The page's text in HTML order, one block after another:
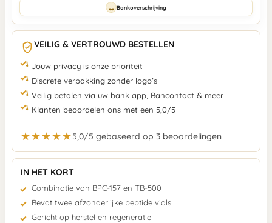
↔ Bankoverschrijving
VEILIG & VERTROUWD BESTELLEN
Jouw privacy is onze prioriteit
Discrete verpakking zonder logo’s
Veilig betalen via uw bank app, Bancontact & meer
Klanten beoordelen ons met een 5,0/5
★★★★★5,0/5 gebaseerd op 3 beoordelingen
IN HET KORT
Combinatie van BPC-157 en TB-500
Bevat twee afzonderlijke peptide vials
Gericht op herstel en regeneratie